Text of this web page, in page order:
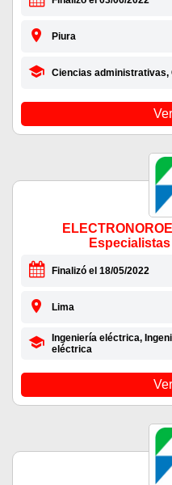
Piura
Ciencias administrativas,
Finalizó el 18/05/2022
Lima
Ingeniería eléctrica,
eléctrica